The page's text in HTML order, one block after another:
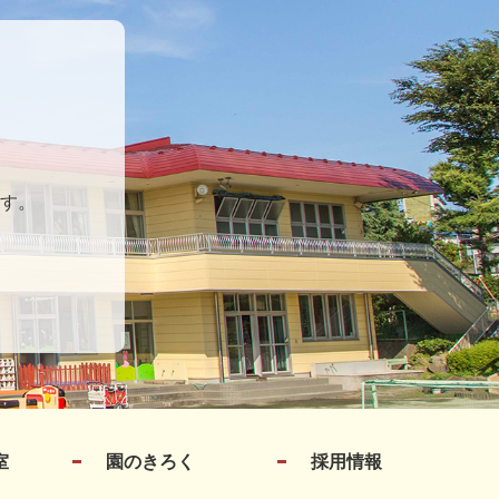
。
園のきろく 採用情報